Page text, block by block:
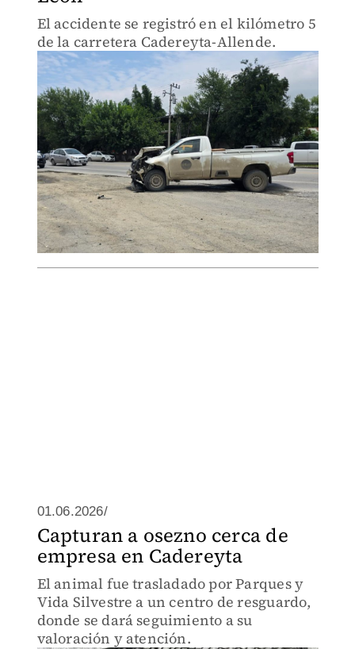
El accidente se registró en el kilómetro 5
de la carretera Cadereyta-Allende.
01.06.2026/
Capturan a osezno cerca de
empresa en Cadereyta
El animal fue trasladado por Parques y
Vida Silvestre a un centro de resguardo,
donde se dará seguimiento a su
valoración y atención.